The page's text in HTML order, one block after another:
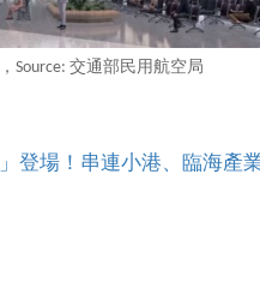
Source: 交通部民用航空局
登場！串連小港、臨海產